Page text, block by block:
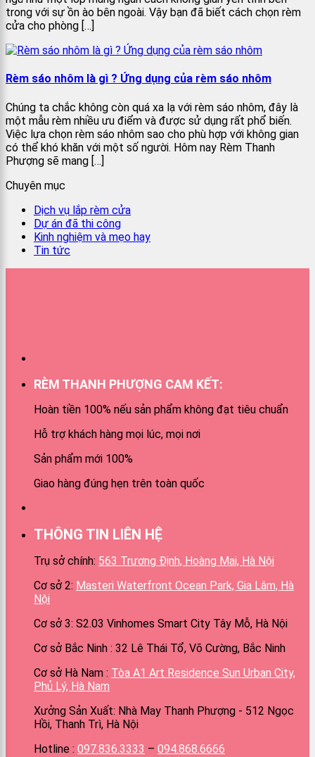
trong với sự ồn ào bên ngoài. Vậy bạn đã biết cách chọn rèm
cửa cho phòng […]
Rèm sáo nhôm là gì ? Ứng dụng của rèm sáo nhôm
Chúng ta chắc không còn quá xa lạ với rèm sáo nhôm, đây là
một mẫu rèm nhiều ưu điểm và được sử dụng rất phổ biến.
Việc lựa chọn rèm sáo nhôm sao cho phù hợp với không gian
có thể khó khăn với một số người. Hôm nay Rèm Thanh
Phượng sẽ mang […]
Chuyên mục
Dịch vụ lắp rèm cửa
Dự án đã thi công
Kinh nghiệm và mẹo hay
Tin tức
RÈM THANH PHƯỢNG CAM KẾT:
Hoàn tiền 100% nếu sản phẩm không đạt tiêu chuẩn
Hỗ trợ khách hàng mọi lúc, mọi nơi
Sản phẩm mới 100%
Giao hàng đúng hẹn trên toàn quốc
THÔNG TIN LIÊN HỆ
Trụ sở chính: 563 Trương Định, Hoàng Mai, Hà Nội
Cơ sở 2: Masteri Waterfront Ocean Park, Gia Lâm, Hà
Nội
Cơ sở 3: S2.03 Vinhomes Smart City Tây Mỗ, Hà Nội
Cơ sở Bắc Ninh : 32 Lê Thái Tổ, Võ Cường, Bắc Ninh
Cơ sở Hà Nam : Tòa A1 Art Residence Sun Urban City,
Phủ Lý, Hà Nam
Xưởng Sản Xuất: Nhà May Thanh Phượng - 512 Ngọc
Hồi, Thanh Trì, Hà Nội
Hotline : 097.836.3333 – 094.868.6666